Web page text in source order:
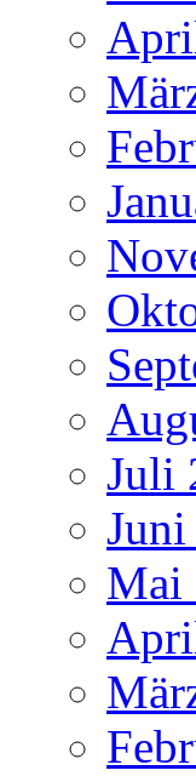
Juli
Mai